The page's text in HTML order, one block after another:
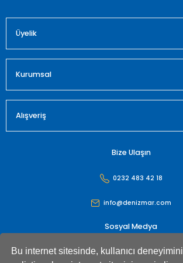
Bu internet sitesinde, kullanıcı deneyimini
Üyelik
Kurumsal
Alışveriş
Bize Ulaşın
0232 483 42 18
info@denizmar.com
Sosyal Medya